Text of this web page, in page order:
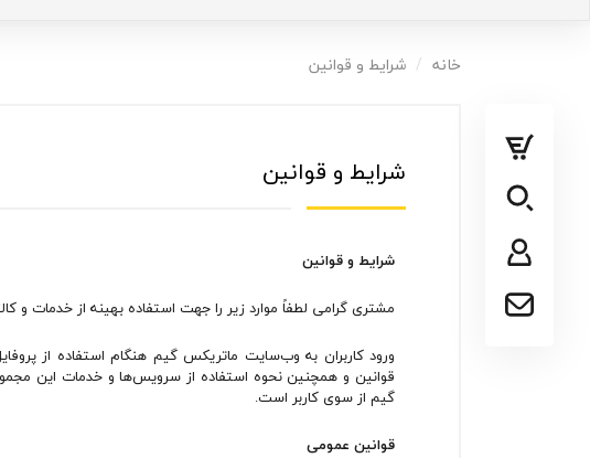
خانه شرایط و قوانین
شرایط و قوانین
شرایط و قوانین
مشتری گرامی لطفاً موارد زیر را جهت استفاده بهینه از خدمات و
ورود کاربران به وب‏‌سایت ماتریکس گیم هنگام استفاده از
قوانین و همچنین نحوه استفاده از سرویس‌‏ها و خدمات این
گیم از سوی کاربر است.
قوانین عمومی